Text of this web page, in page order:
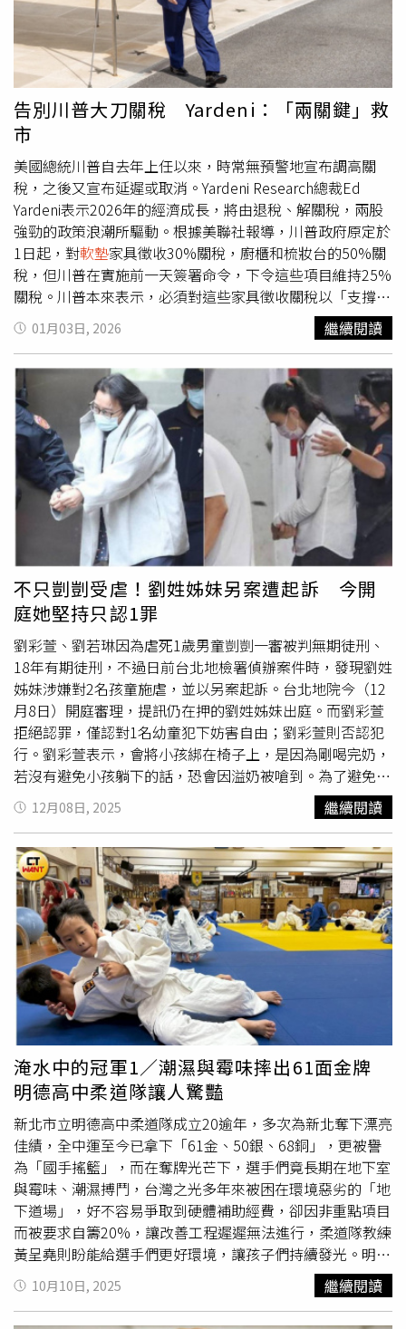
岩館摔落骨折陳情後深入調查，發現現行法規對攀岩場館安
全管理與消費者保障仍有不少漏洞。因此游淑慧正式提案：
制定北市專屬規範，要求體育局針對攀岩場館擬定更嚴格的
安全管理標準；並落實教練比例與裝備檢查，確保初學者在
各攀岩館都能獲得足夠指導與保護；同時強化消費者投保機
制，讓意外發生時市民權益不被忽視。游淑慧也給想嘗試攀
岩的民眾提出三點建議：一、循序漸進，攀岩需要核心與肌
力，缺乏運動習慣者應先打好體能基礎；二、尋求專業，務
必報名專業課程，學習正確「掉落（Falling）」技巧，重要
性不亞於向上攀爬；三、拒絕模仿，不要再嘗試攀爬101，
把熱血留在專業場館，把安全留給自己與家人。
告別川普大刀關稅 Yardeni：「兩關鍵」救
市
美國總統川普自去年上任以來，時常無預警地宣布調高關
稅，之後又宣布延遲或取消。Yardeni Research總裁Ed
Yardeni表示2026年的經濟成長，將由退稅、解關稅，兩股
強勁的政策浪潮所驅動。根據美聯社報導，川普政府原定於
1日起，對軟墊家具徵收30%關稅，廚櫃和梳妝台的50%關
稅，但川普在實施前一天簽署命令，下令這些項目維持25%
關稅。川普本來表示，必須對這些家具徵收關稅以「支撐美
國工業和保護國家安全」。義大利外交部於1日表示，美國
已大幅降低原定對義大利麵徵收高關稅。川普政府在2025
年10月指控，義大利麵製造商以低於市價的價格在美國銷
售，威脅本土製造商的競爭力，尤其是義大利麵品牌La
Molisana和Garofalo。除徵收大部分歐盟商品面臨的15%關
稅，另外徵收92%關稅，總關稅額高達107%，預定1月2日
實施。不過美國商務部31日宣布初步調查結果，決定將La
Molisana關稅暫時減至2.26%，將Garofalo關稅暫定
13.98%，剩下9個品牌則沒有單獨調查，暫時徵收9.09%關
稅。Yardeni預測，2026年的經濟成長將由兩股強勁的政策
浪潮所驅動，一是大規模退稅潮有望提振家庭消費，美國工
人們將在報稅季後收到「大規模退稅潮」。該法案涵蓋了針
對小費收入、加班費和車貸利息的稅收抵扣，以及實際上免
除許多老年人社保稅的扣除額。二是關稅政策轉向有望緩解
通膨，美國政府將利用先前設立的高關稅作為談判籌碼，通
過戰略性削减關稅來平息選民對推高耐用品成本的不滿，並
緩解通膨壓力。
01月03日, 2026 繼續閱讀
不只剴剴受虐！劉姓姊妹另案遭起訴 今開
庭她堅持只認1罪
劉彩萱、劉若琳因為虐死1歲男童剴剴一審被判無期徒刑、
18年有期徒刑，不過日前台北地檢署偵辦案件時，發現劉姓
姊妹涉嫌對2名孩童施虐，並以另案起訴。台北地院今（12
月8日）開庭審理，提訊仍在押的劉姓姊妹出庭。而劉彩萱
拒絕認罪，僅認對1名幼童犯下妨害自由；劉彩萱則否認犯
行。劉彩萱表示，會將小孩綁在椅子上，是因為剛喝完奶，
若沒有避免小孩躺下的話，恐會因溢奶被嗆到。為了避免上
述情形發生，她才會用毛巾將小孩固定在椅子上，且強調綁
小孩的過程不到10分鐘，並指出她還因為妹妹劉若琳開刀住
院，所以同時要再另外照顧2名孩童。另外，被指控讓孩童
一腳站在椅子上，一腳蹲馬步站在地上，並對孩童呼救視若
無睹的犯行，劉彩萱表示當下只是覺得在探索期的孩子很可
愛，原本還拍照打算要給家長看。她說，當下其實有鼓勵孩
童可以試著自己下來，且四周都是軟墊，孩童並不會有危
險，因此沒有立刻施以援手，最後孩童也如預期有順利下
來。針對因為未勤換尿布，導致孩童肛門紅腫、水泡破皮的
指控，劉彩萱則表示自己在照顧該名孩童時，每2個小時就
會幫他換一次尿布，並解釋該名孩童因為水解蛋白奶粉的緣
故，所以會比較容易大便，並強調尿布疹的情形是在換了尿
布的品牌以後才出現，而在家長換了第2次的尿布品牌以
後，狀況也有好轉。
12月08日, 2025 繼續閱讀
淹水中的冠軍1／潮濕與霉味摔出61面金牌
明德高中柔道隊讓人驚豔
新北市立明德高中柔道隊成立20逾年，多次為新北奪下漂亮
佳績，全中運至今已拿下「61金、50銀、68銅」，更被譽
為「國手搖籃」，而在奪牌光芒下，選手們竟長期在地下室
與霉味、潮濕搏鬥，台灣之光多年來被困在環境惡劣的「地
下道場」，好不容易爭取到硬體補助經費，卻因非重點項目
而被要求自籌20%，讓改善工程遲遲無法進行，柔道隊教練
黃呈堯則盼能給選手們更好環境，讓孩子們持續發光。明德
柔道隊成立於2000年，至今培育出超過300位選手，第17屆
的柔道選手蔡明諺更被譽為「超強高中生」，16 歲就拿到
10月10日, 2025 繼續閱讀